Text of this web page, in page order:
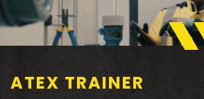
ATEX TRAINER